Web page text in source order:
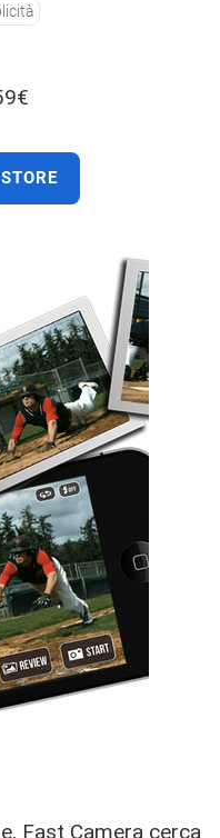
Fast Camera cerca